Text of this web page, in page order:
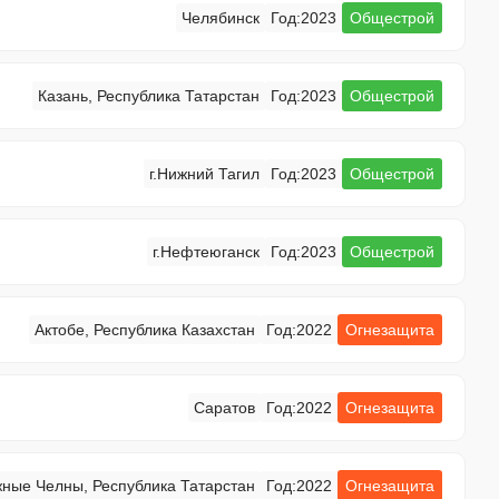
Челябинск Год:2023 Общестрой
Казань, Республика Татарстан Год:2023 Общестрой
г.Нижний Тагил Год:2023 Общестрой
г.Нефтеюганск Год:2023 Общестрой
Актобе, Республика Казахстан Год:2022 Огнезащита
Саратов Год:2022 Огнезащита
Челны, Республика Татарстан Год:2022 Огнезащита